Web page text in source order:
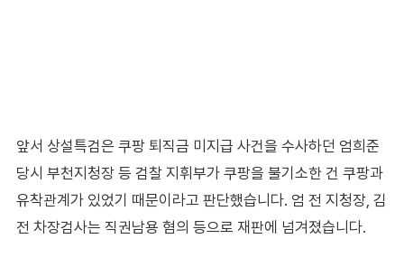
앞서 상설특검은 쿠팡 퇴직금 미지급 사건을 수사하던 엄희준
당시 부천지청장 등 검찰 지휘부가 쿠팡을 불기소한 건 쿠팡과
유착관계가 있었기 때문이라고 판단했습니다. 엄 전 지청장, 김
전 차장검사는 직권남용 혐의 등으로 재판에 넘겨졌습니다.